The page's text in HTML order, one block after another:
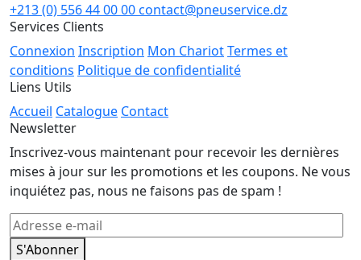
+213 (0) 556 44 00 00contact@pneuservice.dz
Services Clients
Connexion Inscription Mon ChariotTermes et
conditions Politique de confidentialité
Liens Utils
Accueil Catalogue Contact
Newsletter
Inscrivez-vous maintenant pour recevoir les dernières
mises à jour sur les promotions et les coupons. Ne vous
inquiétez pas, nous ne faisons pas de spam !
S'Abonner